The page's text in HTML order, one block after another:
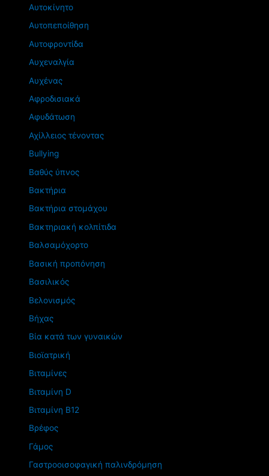
Αυτοκίνητο
Αυτοπεποίθηση
Αυτοφροντίδα
Αυχεναλγία
Αυχένας
Αφροδισιακά
Αφυδάτωση
Αχίλλειος τένοντας
Βullying
Βαθύς ύπνος
Βακτήρια
Βακτήρια στομάχου
Βακτηριακή κολπίτιδα
Βαλσαμόχορτο
Βασική προπόνηση
Βασιλικός
Βελονισμός
Βήχας
Βία κατά των γυναικών
Βιοϊατρική
Βιταμίνες
Βιταμίνη D
Βιταμίνη Β12
Βρέφος
Γάμος
Γαστροοισοφαγική παλινδρόμηση